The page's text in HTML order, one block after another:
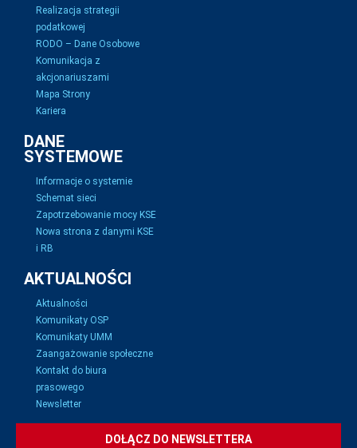
Realizacja strategii
podatkowej
RODO – Dane Osobowe
Komunikacja z
akcjonariuszami
Mapa Strony
Kariera
DANE
SYSTEMOWE
Informacje o systemie
Schemat sieci
Zapotrzebowanie mocy KSE
Nowa strona z danymi KSE
i RB
AKTUALNOŚCI
Aktualności
Komunikaty OSP
Komunikaty UMM
Zaangażowanie społeczne
Kontakt do biura
prasowego
Newsletter
DOŁĄCZ DO NEWSLETTERA